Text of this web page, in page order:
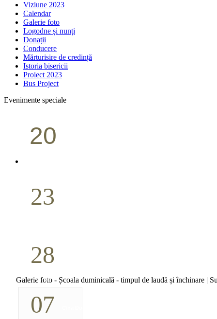
Viziune 2023
Calendar
Galerie foto
Logodne și nunți
Donații
Conducere
Mărturisire de credință
Istoria bisericii
Proiect 2023
Bus Project
Evenimente speciale
20
23
28
Aprilie
07
Galerie foto - Școala duminicală - timpul de laudă și închinare |